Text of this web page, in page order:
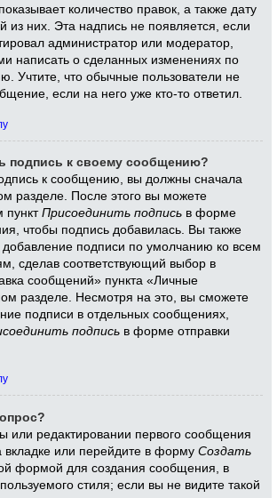
количество правок, а также дату
из них. Эта надпись не появляется, если
администратор или модератор,
написать о сделанных изменениях по
Учтите, что обычные пользователи не
если на него уже кто-то ответил.
подпись к своему сообщению?
к сообщению, вы должны сначала
разделе. После этого вы можете
пунктПрисоединить подпись в форме
чтобы подпись добавилась. Вы также
добавление подписи по умолчанию ко всем
сделав соответствующий выбор в
сообщений» пункта «Личные
разделе. Несмотря на это, вы сможете
подписи в отдельных сообщениях,
подпись в форме отправки
или редактировании первого сообщения
вкладке или перейдите в формуСоздать
формой для создания сообщения, в
стиля; если вы не видите такой